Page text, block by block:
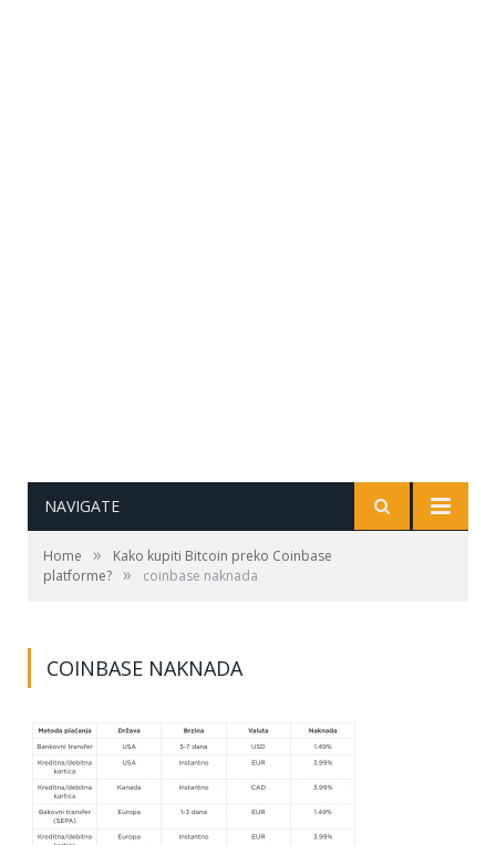
NAVIGATE
Home »
Kako kupiti Bitcoin preko Coinbase
platforme? » coinbase naknada
COINBASE NAKNADA